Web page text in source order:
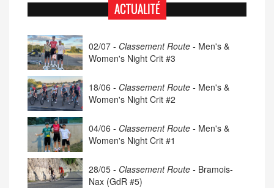
ACTUALITÉ
02/07 - Classement Route - Men's &
Women's Night Crit #3
18/06 - Classement Route - Men's &
Women's Night Crit #2
04/06 - Classement Route - Men's &
Women's Night Crit #1
28/05 - Classement Route - Bramois-
Nax (GdR #5)